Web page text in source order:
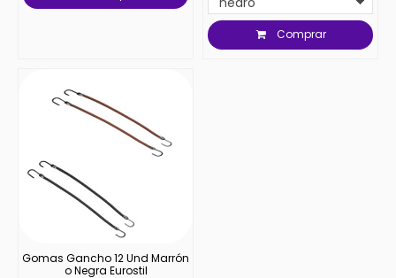
Comprar
Gomas Gancho 12 Und Marrón
o Negra Eurostil